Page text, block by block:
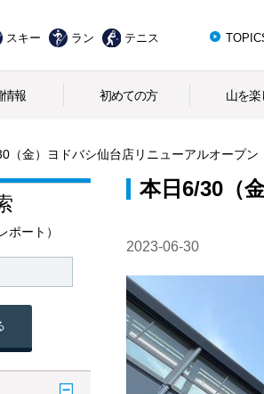
スキー ラン テニス
情報 初めての方 山を楽
（金）ヨドバシ仙台店リニューアルオープン
ポート）
本日6/30（
2023-06-30